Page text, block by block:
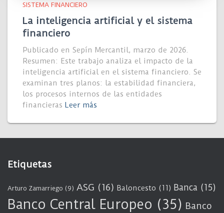
SISTEMA FINANCIERO
La inteligencia artificial y el sistema
financiero
Publicado en Sepín Mercantil, marzo de 2026.
Resumen: Este trabajo analiza el impacto de la
inteligencia artificial en el sistema financiero. Se
examinan tres planos: la estabilidad financiera,
los procesos internos de las entidades
financieras Leer más
Etiquetas
Arturo Zamarriego (9) ASG (16) Baloncesto (11) Banca (15)
Banco Central Europeo (35) Banco